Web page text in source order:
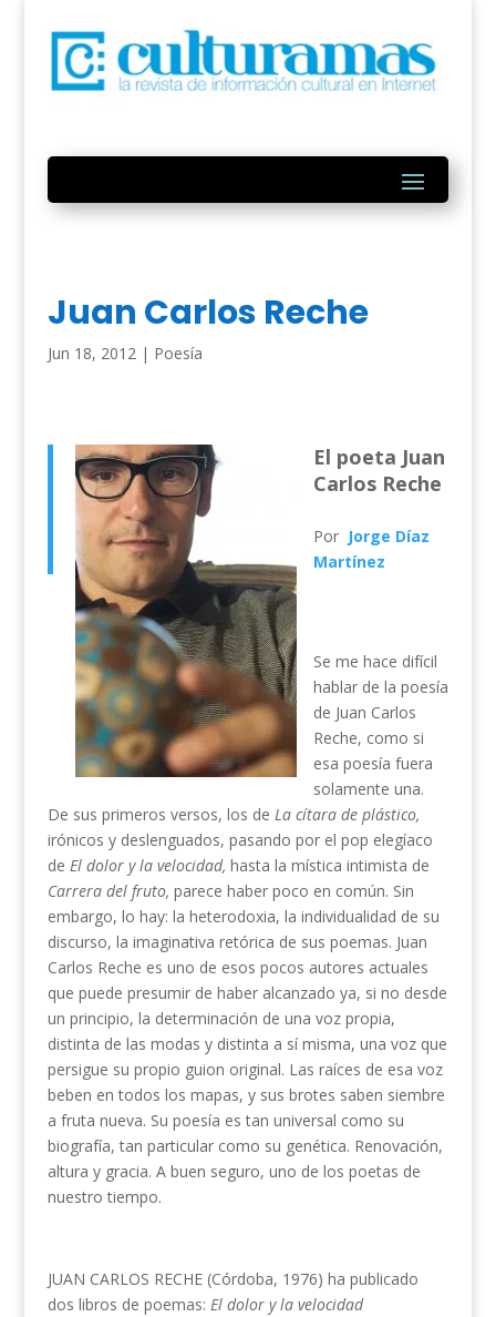
Juan Carlos Reche
Jun 18, 2012| Poesía
El poeta Juan
Carlos Reche
Por Jorge Díaz
Martínez
Se me hace difícil
hablar de la poesía
de Juan Carlos
Reche, como si
esa poesía fuera
solamente una.
De sus primeros versos, los de La cítara de plástico,
irónicos y deslenguados, pasando por el pop elegíaco
de El dolor y la velocidad, hasta la mística intimista de
Carrera del fruto, parece haber poco en común. Sin
embargo, lo hay: la heterodoxia, la individualidad de su
discurso, la imaginativa retórica de sus poemas. Juan
Carlos Reche es uno de esos pocos autores actuales
que puede presumir de haber alcanzado ya, si no desde
un principio, la determinación de una voz propia,
distinta de las modas y distinta a sí misma, una voz que
persigue su propio guion original. Las raíces de esa voz
beben en todos los mapas, y sus brotes saben siembre
a fruta nueva. Su poesía es tan universal como su
biografía, tan particular como su genética. Renovación,
altura y gracia. A buen seguro, uno de los poetas de
nuestro tiempo.
JUAN CARLOS RECHE (Córdoba, 1976) ha publicado
dos libros de poemas: El dolor y la velocidad